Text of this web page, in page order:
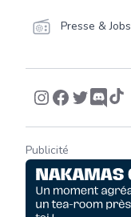
Presse & Jobs
Publicité